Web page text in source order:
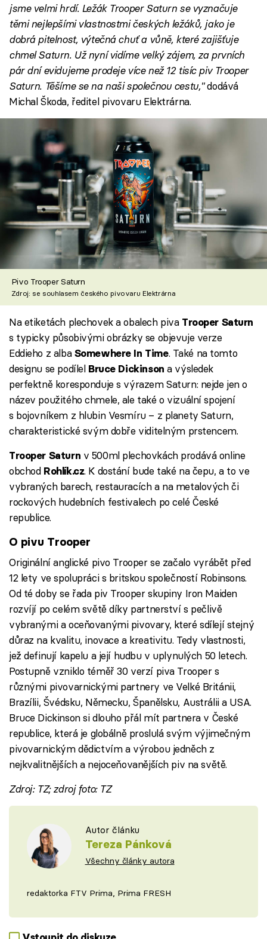
jsme velmi hrdí. Ležák Trooper Saturn se vyznačuje
těmi nejlepšími vlastnostmi českých ležáků, jako je
dobrá pitelnost, výtečná chuť a vůně, které zajišťuje
chmel Saturn. Už nyní vidíme velký zájem, za prvních
pár dní evidujeme prodeje více než 12 tisíc piv Trooper
Saturn. Těšíme se na naši společnou cestu,"dodává
Michal Škoda, ředitel pivovaru Elektrárna.
Pivo Trooper Saturn
Zdroj: se souhlasem českého pivovaru Elektrárna
Na etiketách plechovek a obalech piva Trooper Saturn
s typicky působivými obrázky se objevuje verze
Eddieho z alba Somewhere In Time. Také na tomto
designu se podílel Bruce Dickinson a výsledek
perfektně koresponduje s výrazem Saturn: nejde jen o
název použitého chmele, ale také o vizuální spojení
s bojovníkem z hlubin Vesmíru – z planety Saturn,
charakteristické svým dobře viditelným prstencem.
Trooper Saturn v 500ml plechovkách prodává online
obchod Rohlík.cz. K dostání bude také na čepu, a to ve
vybraných barech, restauracích a na metalových či
rockových hudebních festivalech po celé České
republice.
O pivu Trooper
Originální anglické pivo Trooper se začalo vyrábět před
12 lety ve spolupráci s britskou společností Robinsons.
Od té doby se řada piv Trooper skupiny Iron Maiden
rozvíjí po celém světě díky partnerství s pečlivě
vybranými a oceňovanými pivovary, které sdílejí stejný
důraz na kvalitu, inovace a kreativitu. Tedy vlastnosti,
jež definují kapelu a její hudbu v uplynulých 50 letech.
Postupně vzniklo téměř 30 verzí piva Trooper s
různými pivovarnickými partnery ve Velké Británii,
Brazílii, Švédsku, Německu, Španělsku, Austrálii a USA.
Bruce Dickinson si dlouho přál mít partnera v České
republice, která je globálně proslulá svým výjimečným
pivovarnickým dědictvím a výrobou jedněch z
nejkvalitnějších a nejoceňovanějších piv na světě.
Zdroj: TZ; zdroj foto: TZ
Autor článku
Tereza Pánková
Všechny články autora
redaktorka FTV Prima, Prima FRESH